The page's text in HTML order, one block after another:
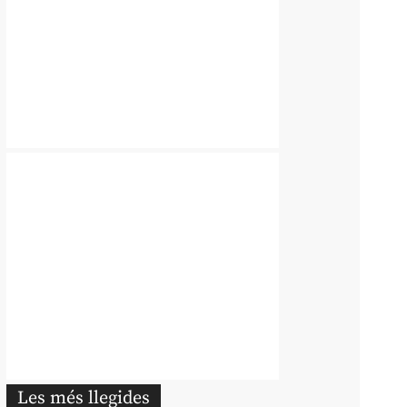
Les més llegides